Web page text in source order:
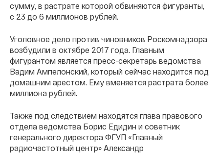
сумму, в растрате которой обвиняются фигуранты,
с 23 до 6 миллионов рублей.
Уголовное дело против чиновников Роскомнадзора
возбудили в октябре 2017 года. Главным
фигурантом является пресс-секретарь ведомства
Вадим Ампелонский, который сейчас находится под
домашним арестом. Ему вменяется растрата более
миллиона рублей.
Также под следствием находятся глава правового
отдела ведомства Борис Едидин и советник
генерального директора ФГУП «Главный
радиочастотный центр» Александр